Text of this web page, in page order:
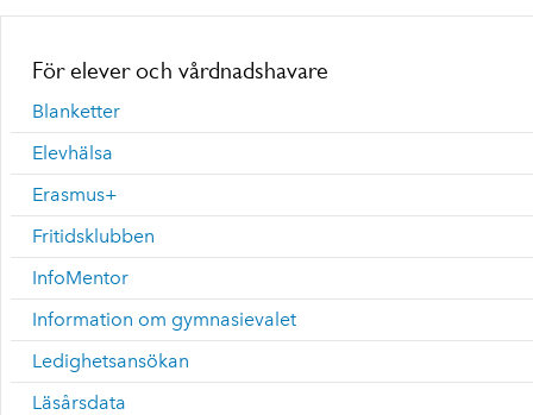
För elever och vårdnadshavare
Blanketter
Elevhälsa
Erasmus+
Fritidsklubben
InfoMentor
Information om gymnasievalet
Ledighetsansökan
Läsårsdata